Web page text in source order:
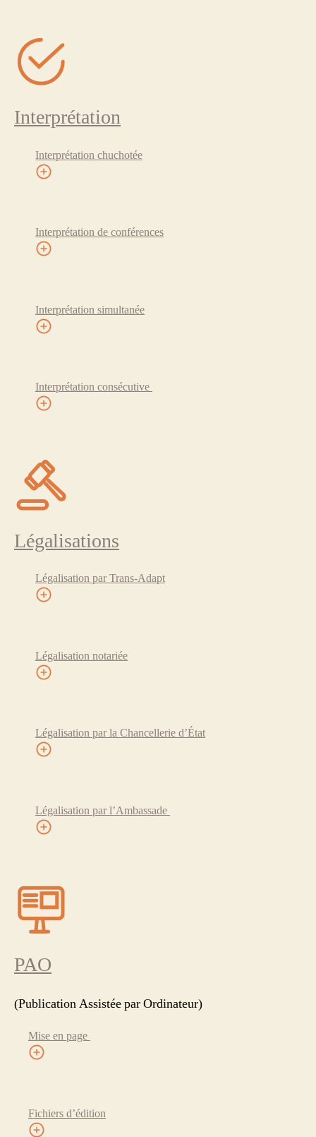
Interprétation
Interprétation chuchotée
Interprétation de conférences
Interprétation simultanée
Interprétation consécutive
Légalisations
Légalisation par Trans-Adapt
Légalisation notariée
Légalisation par la Chancellerie d’État
Légalisation par l’Ambassade
PAO
(Publication Assistée par Ordinateur)
Mise en page
Fichiers d’édition